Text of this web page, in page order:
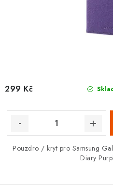
299 Kč
Pouzdro / kryt pro Samsung
Diary